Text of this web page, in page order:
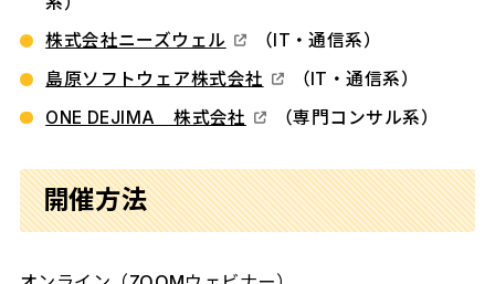
株式会社ニーズウェル
（IT・通信系）
島原ソフトウェア株式会社
（IT・通信系）
ONE DEJIMA 株式会社
（専門コンサル系）
開催方法